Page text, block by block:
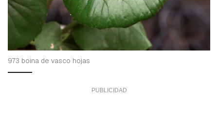
973 boina de vasco hojas